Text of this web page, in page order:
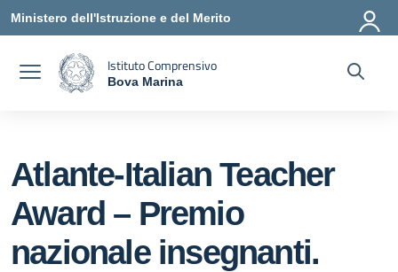
Vai ai contenuti
Vai al menu di navigazione
Vai al footer
Ministero dell'Istruzione e del Merito
Istituto Comprensivo
Bova Marina
Atlante-Italian Teacher
Award – Premio
nazionale insegnanti.